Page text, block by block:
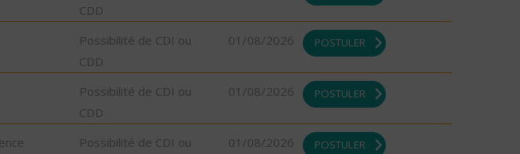
CDD
Possibilité de CDI ou
CDD
01/08/2026 POSTULER
Possibilité de CDI ou
CDD
01/08/2026 POSTULER
Possibilité de CDI ou
01/08/2026 POSTULER